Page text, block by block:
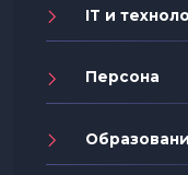
IT и
Персона